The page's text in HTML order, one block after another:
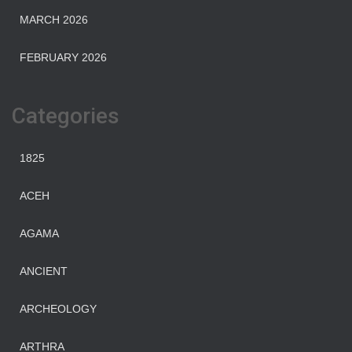
MARCH 2026
FEBRUARY 2026
Categories
1825
ACEH
AGAMA
ANCIENT
ARCHEOLOGY
ARTHRA